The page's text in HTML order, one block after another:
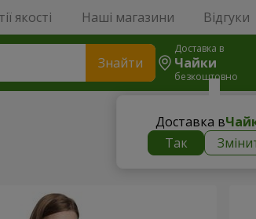
якості Наші магазини Відгуки
Знайти
Доставка в
Чайки
безкоштовно
Доставка в
Так